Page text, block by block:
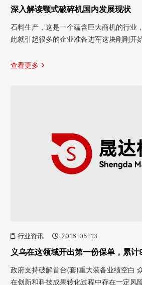
深入解读颚式破碎机国内发展现状
石料生产，这是一个蕴含巨大商机的行业
此就引起很多的企业准备进军这块刚刚开
查看更多
行业资讯 2016-05-13
义乌在这领域开出第一份保单，累
政府支持破解首台(套)重大装备业绩空白
在创新和科技成果转化过程中存在一定风